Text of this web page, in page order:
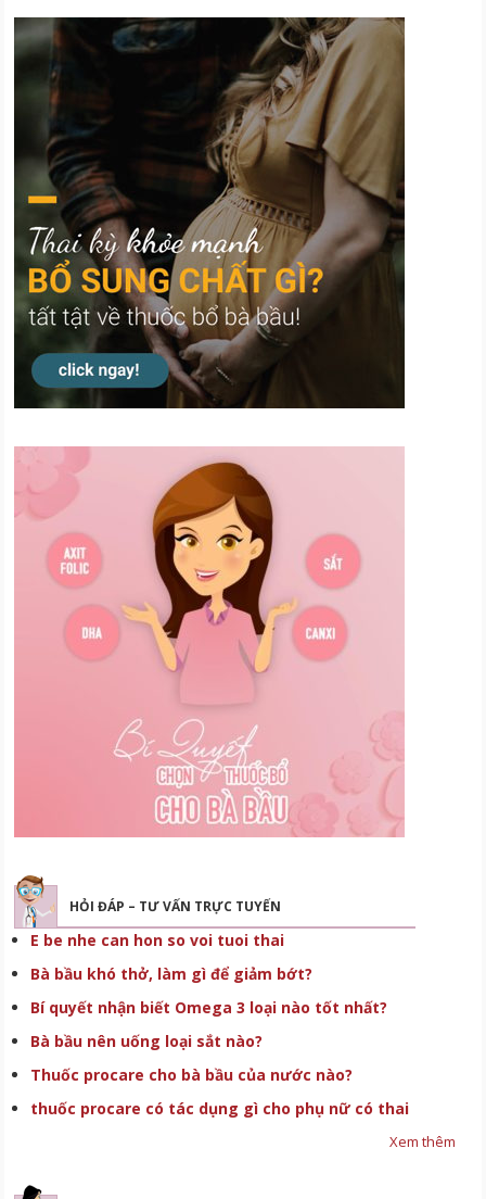
HỎI ĐÁP – TƯ VẤN TRỰC TUYẾN
E be nhe can hon so voi tuoi thai
Bà bầu khó thở, làm gì để giảm bớt?
Bí quyết nhận biết Omega 3 loại nào tốt nhất?
Bà bầu nên uống loại sắt nào?
Thuốc procare cho bà bầu của nước nào?
thuốc procare có tác dụng gì cho phụ nữ có thai
Xem thêm